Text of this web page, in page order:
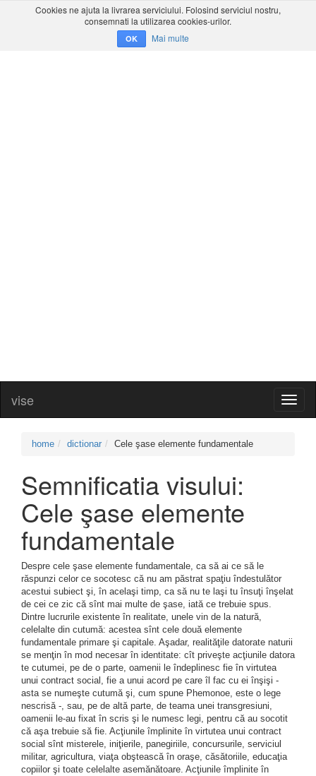
Cookies ne ajuta la livrarea serviciului. Folosind serviciul nostru,
consemnati la utilizarea cookies-urilor.
OK Mai multe
vise
home dictionar Cele şase elemente fundamentale
Semnificatia visului:
Cele şase elemente
fundamentale
Despre cele şase elemente fundamentale, ca să ai ce să le
răspunzi celor ce socotesc că nu am păstrat spaţiu îndestulător
acestui subiect şi, în acelaşi timp, ca să nu te laşi tu însuţi înşelat
de cei ce zic că sînt mai multe de şase, iată ce trebuie spus.
Dintre lucrurile existente în realitate, unele vin de la natură,
celelalte din cutumă: acestea sînt cele două elemente
fundamentale primare şi capitale. Aşadar, realităţile datorate naturii
se menţin în mod necesar în identitate: cît priveşte acţiunile datora
te cutumei, pe de o parte, oamenii le îndeplinesc fie în virtutea
unui contract social, fie a unui acord pe care îl fac cu ei înşişi -
asta se numeşte cutumă şi, cum spune Phemonoe, este o lege
nescrisă -, sau, pe de altă parte, de teama unei transgresiuni,
oamenii le-au fixat în scris şi le numesc legi, pentru că au socotit
că aşa trebuie să fie. Acţiunile împlinite în virtutea unui contract
social sînt misterele, iniţierile, panegiriile, concursurile, serviciul
militar, agricultura, viaţa obştească în oraşe, căsătoriile, educaţia
copiilor şi toate celelalte asemănătoare. Acţiunile împlinite în